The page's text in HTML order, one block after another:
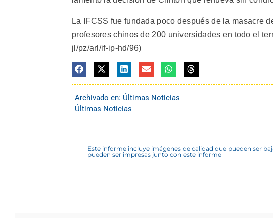
La IFCSS fue fundada poco después de la masacre
profesores chinos de 200 universidades en todo el
jl/pz/arl/if-ip-hd/96)
Archivado en: Últimas Noticias
Últimas Noticias
Este informe incluye imágenes de calidad que pueden ser
pueden ser impresas junto con este informe